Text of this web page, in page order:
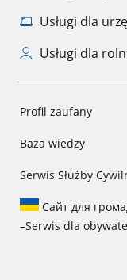
Usługi dla
Usługi dla
Profil zaufany
Baza wiedzy
Serwis Służby
Сайт для
–Serwis dla